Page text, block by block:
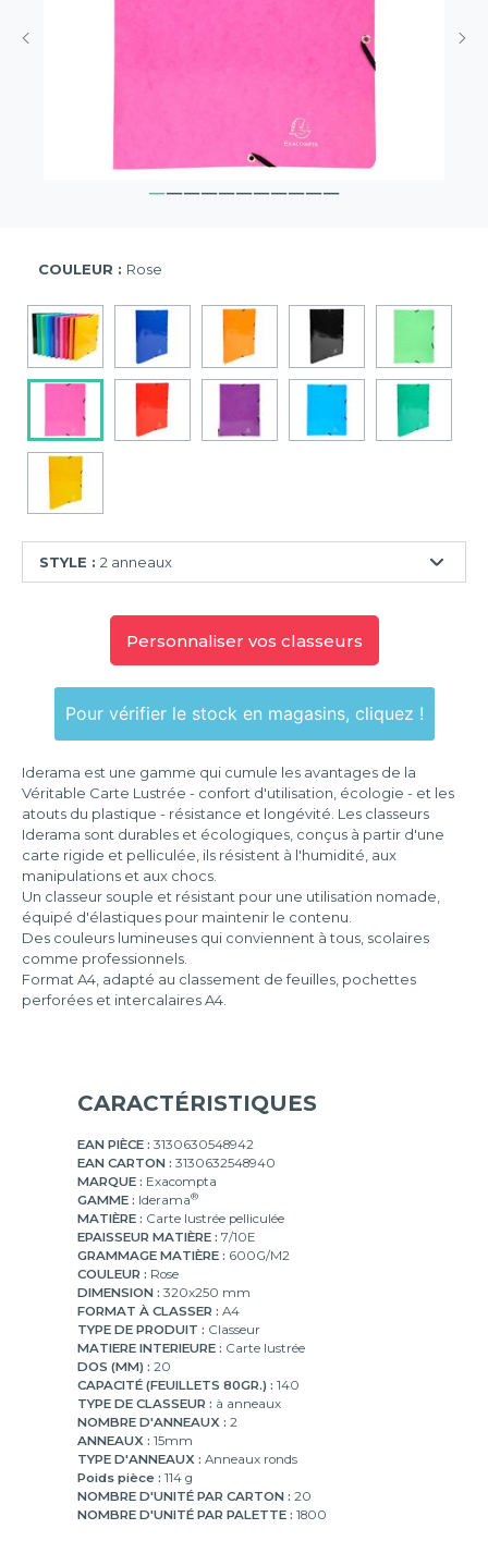
COULEUR : Rose
STYLE : 2 anneaux
anneaux
Personnaliser vos classeurs
Pour vérifier le stock en magasins, cliquez !
Iderama est une gamme qui cumule les avantages de la
Véritable Carte Lustrée - confort d'utilisation, écologie - et les
atouts du plastique - résistance et longévité. Les classeurs
Iderama sont durables et écologiques, conçus à partir d'une
carte rigide et pelliculée, ils résistent à l'humidité, aux
manipulations et aux chocs.
Un classeur souple et résistant pour une utilisation nomade,
équipé d'élastiques pour maintenir le contenu.
Des couleurs lumineuses qui conviennent à tous, scolaires
comme professionnels.
Format A4, adapté au classement de feuilles, pochettes
perforées et intercalaires A4.
CARACTÉRISTIQUES
EAN PIÈCE : 3130630548942
EAN CARTON : 3130632548940
MARQUE : Exacompta
GAMME : Iderama®
MATIÈRE : Carte lustrée pelliculée
EPAISSEUR MATIÈRE : 7/10E
GRAMMAGE MATIÈRE : 600G/M2
COULEUR : Rose
DIMENSION : 320x250 mm
FORMAT À CLASSER : A4
TYPE DE PRODUIT : Classeur
MATIERE INTERIEURE : Carte lustrée
DOS (MM) : 20
CAPACITÉ (FEUILLETS 80GR.) : 140
TYPE DE CLASSEUR : à anneaux
NOMBRE D'ANNEAUX : 2
ANNEAUX : 15mm
TYPE D'ANNEAUX : Anneaux ronds
Poids pièce : 114 g
NOMBRE D'UNITÉ PAR CARTON : 20
NOMBRE D'UNITÉ PAR PALETTE : 1800